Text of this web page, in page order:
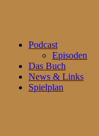
Podcast
Episoden
Das Buch
News & Links
Spielplan